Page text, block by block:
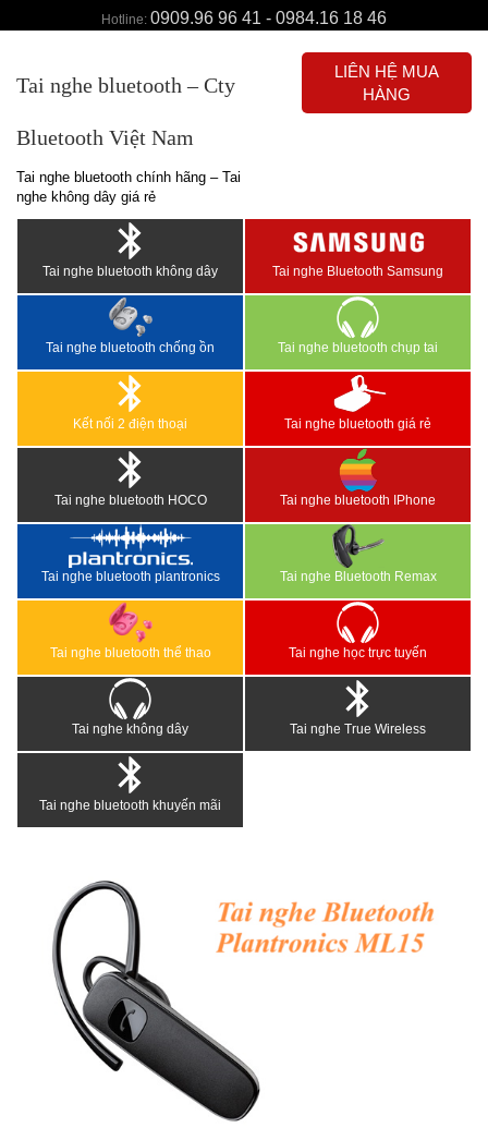
Hotline: 0909.96 96 41 - 0984.16 18 46
Tai nghe bluetooth – Cty
Bluetooth Việt Nam
Tai nghe bluetooth chính hãng – Tai
nghe không dây giá rẻ
LIÊN HỆ MUA
HÀNG
Tai nghe bluetooth không dây Tai nghe Bluetooth Samsung
Tai nghe bluetooth chống ồn Tai nghe bluetooth chụp tai
Kết nối 2 điện thoại Tai nghe bluetooth giá rẻ
Tai nghe bluetooth HOCO Tai nghe bluetooth IPhone
Tai nghe bluetooth plantronics Tai nghe Bluetooth Remax
Tai nghe bluetooth thể thao Tai nghe học trực tuyến
Tai nghe không dây Tai nghe True Wireless
Tai nghe bluetooth khuyến mãi